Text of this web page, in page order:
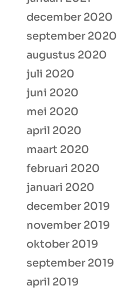
december 2020
september 2020
augustus 2020
juli 2020
juni 2020
mei 2020
april 2020
maart 2020
februari 2020
januari 2020
december 2019
november 2019
oktober 2019
september 2019
april 2019